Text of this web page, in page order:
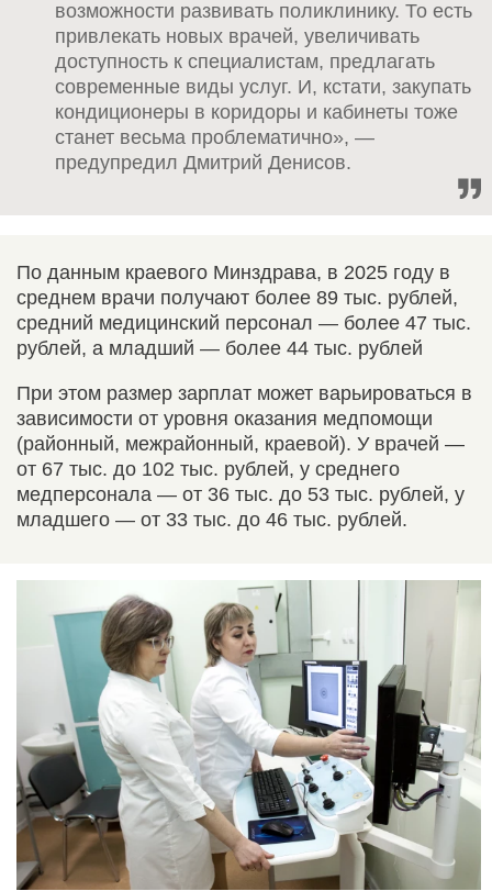
возможности развивать поликлинику. То есть
привлекать новых врачей, увеличивать
доступность к специалистам, предлагать
современные виды услуг. И, кстати, закупать
кондиционеры в коридоры и кабинеты тоже
станет весьма проблематично», —
предупредил Дмитрий Денисов.
По данным краевого Минздрава, в 2025 году в
среднем врачи получают более 89 тыс. рублей,
средний медицинский персонал — более 47 тыс.
рублей, а младший — более 44 тыс. рублей
При этом размер зарплат может варьироваться в
зависимости от уровня оказания медпомощи
(районный, межрайонный, краевой). У врачей —
от 67 тыс. до 102 тыс. рублей, у среднего
медперсонала — от 36 тыс. до 53 тыс. рублей, у
младшего — от 33 тыс. до 46 тыс. рублей.